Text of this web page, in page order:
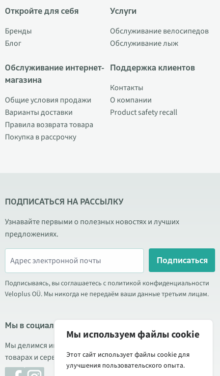
Откройте для себя
Бренды
Блог
Обслуживание интернет-
магазина
Общие условия продажи
Варианты доставки
Правила возврата товара
Покупка в рассрочку
Услуги
Обслуживание велосипедов
Обслуживание лыж
Поддержка клиентов
Контакты
О компании
Product safety recall
ПОДПИСАТЬСЯ НА РАССЫЛКУ
Узнавайте первыми о полезных новостях и лучших
предложениях.
Подписаться
Подписываясь, вы соглашаетесь с политикой конфиденциальности
Veloplus OÜ. Мы никогда не передаём ваши данные третьим лицам.
Мы в социальных сетях
Мы делимся информацией о выгодных акциях, новых
товарах и сервисе. Иногда публикуем обзоры продукции.
Мы используем файлы cookie
Этот сайт использует файлы cookie для
улучшения пользовательского опыта.